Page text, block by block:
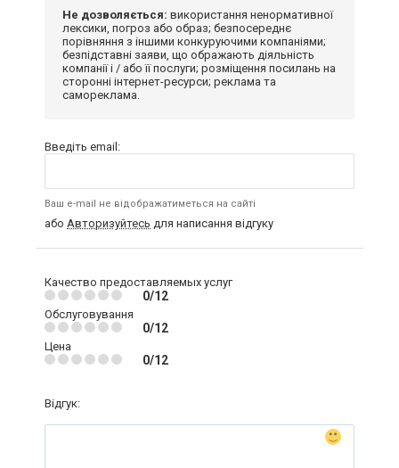
Не дозволяється: використання ненормативної
лексики, погроз або образ; безпосереднє
порівняння з іншими конкуруючими компаніями;
безпідставні заяви, що ображають діяльність
компанії і / або її послуги; розміщення посилань на
сторонні інтернет-ресурси; реклама та
самореклама.
Введіть email:
Ваш e-mail не відображатиметься на сайті
або Авторизуйтесь для написання відгуку
Качество предоставляемых услуг
0/12
Обслуговування
0/12
Цена
0/12
Відгук: